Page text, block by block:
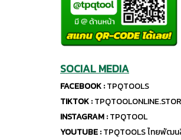
SOCIAL MEDIA
FACEBOOK :TPQTOOLS
TIKTOK :
INSTAGRAM :TPQTOOL
YOUTUBE :TPQTOOLS ไทยพัฒ